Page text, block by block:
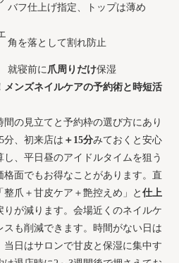
バフ仕上げ指定、トップは薄め
角を落として割れ防止
就寝前に爪周りだけ保湿
ンズネイルケアの予約術と時短活
の見立てと予約枠の選び方にあり
分、初来店は ＋15分みておくと安心
、平日昼のアイドルタイムを狙う
格面でもお得なことがあります。直
爪＋甘皮ケア＋艶控えめ」と 仕上
りが減ります。会場近くのネイルケ
も削減できます。時間がない日は
当日はサロンで甘皮と保湿に集中す